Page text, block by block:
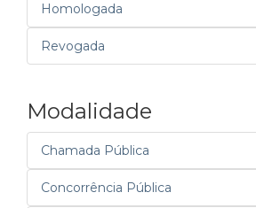
Homologada
Revogada
Modalidade
Chamada Pública
Concorrência Pública